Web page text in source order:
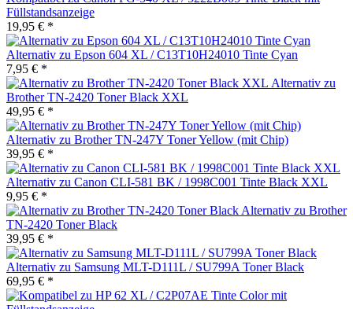
Füllstandsanzeige
19,95 € *
Alternativ zu Epson 604 XL / C13T10H24010 Tinte Cyan
7,95 € *
Alternativ zu
Brother TN-2420 Toner Black XXL
49,95 € *
Alternativ zu Brother TN-247Y Toner Yellow (mit Chip)
39,95 € *
Alternativ zu Canon CLI-581 BK / 1998C001 Tinte Black XXL
9,95 € *
Alternativ zu Brother
TN-2420 Toner Black
39,95 € *
Alternativ zu Samsung MLT-D111L / SU799A Toner Black
69,95 € *